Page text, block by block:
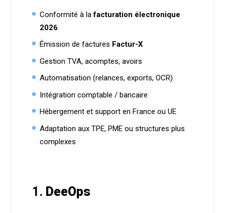
Conformité à lafacturation électronique
2026
Émission de factures Factur-X
Gestion TVA, acomptes, avoirs
Automatisation (relances, exports, OCR)
Intégration comptable / bancaire
Hébergement et support en France ou UE
Adaptation aux TPE, PME ou structures plus
complexes
1. DeeOps